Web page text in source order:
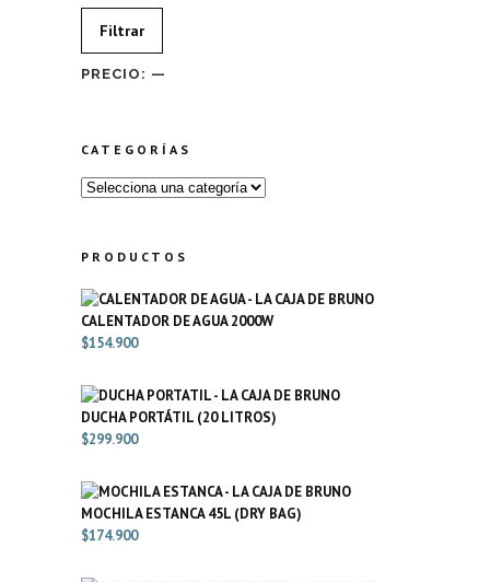
mínimo
máximo
Filtrar
PRECIO: —
CATEGORÍAS
PRODUCTOS
CALENTADOR DE AGUA 2000W
$154.900
DUCHA PORTÁTIL (20 LITROS)
$299.900
MOCHILA ESTANCA 45L (DRY BAG)
$174.900